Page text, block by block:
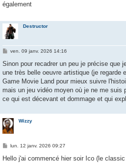
également
Destructor
M
s
a
g
ven. 09 janv. 2026 14:16
Sinon pour recadrer un peu je précise que
une très belle oeuvre artistique (je regarde
Game Movie Land pour mieux suivre
mais un jeu vidéo moyen où je ne me suis
ce qui est décevant et dommage et qui
Wizzy
M
s
lun. 12 janv. 2026 09:27
Hello j'ai commencé hier soir Ico (le